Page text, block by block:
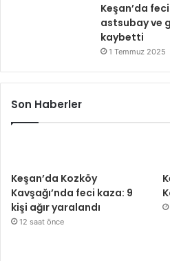
Keşan’da
astsubay ve
kaybetti
1 Temmuz 2025
Son Haberler
Keşan’da Kozköy
Kavşağı’nda feci kaza: 9
kişi ağır yaralandı
12 saat önce